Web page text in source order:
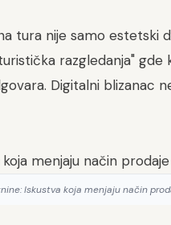
tura nije samo estetski
razgledanja" gde
Digitalni blizanac
Iskustva koja menjaju način